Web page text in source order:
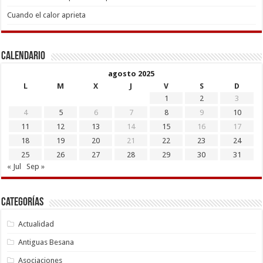
Cuando el calor aprieta
Calendario
agosto 2025
L
M X J V S
D
1
2
3
4
5 6 7 8 9
10
11
12 13 14 15 16
17
18
19 20 21 22 23
24
25
26 27 28 29 30
31
« Jul
Sep »
Categorías
Actualidad
Antiguas Besana
Asociaciones